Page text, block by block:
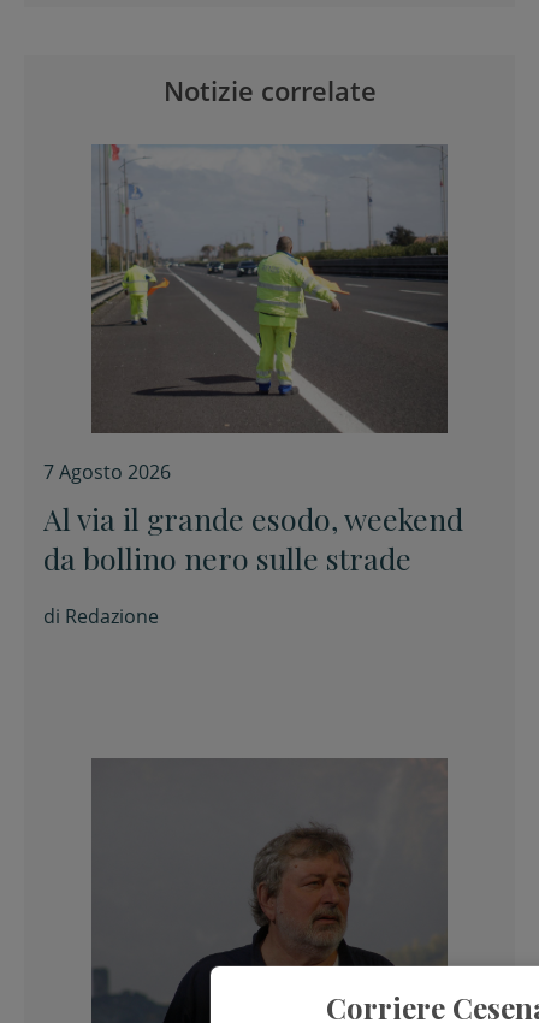
Notizie correlate
7 Agosto 2026
Al via il grande esodo, weekend
da bollino nero sulle strade
di Redazione
Corriere